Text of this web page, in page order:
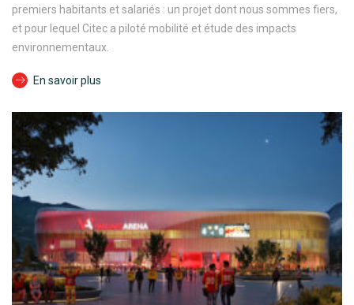
premiers habitants et salariés : un projet dont nous sommes fiers,
et pour lequel Citec a piloté mobilité et étude des impacts
environnementaux.
En savoir plus